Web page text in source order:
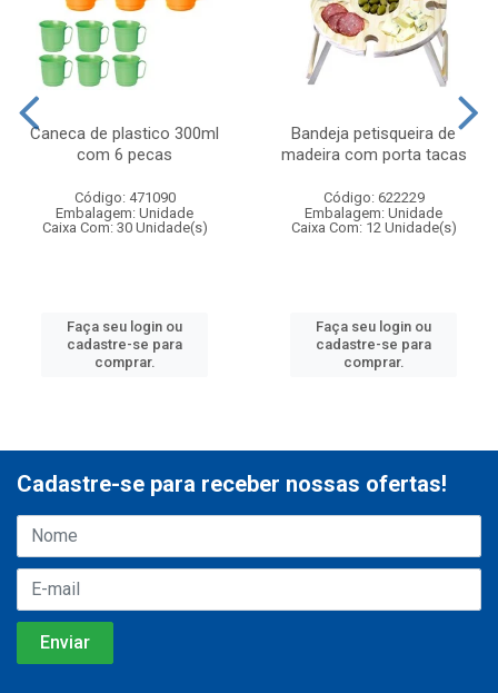
Caneca de plastico 300ml
com 6 pecas
Código: 471090
Embalagem: Unidade
Caixa Com: 30 Unidade(s)
Faça seu login ou
cadastre-se para
comprar.
Bandeja petisqueira de
madeira com porta tacas
Código: 622229
Embalagem: Unidade
Caixa Com: 12 Unidade(s)
Faça seu login ou
cadastre-se para
comprar.
Cadastre-se para receber nossas ofertas!